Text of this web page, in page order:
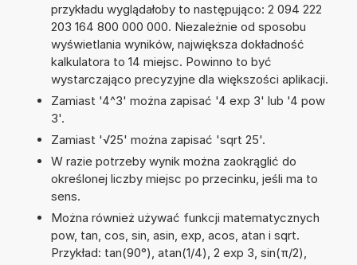
przykładu wyglądałoby to następująco: 2 094 222
203 164 800 000 000. Niezależnie od sposobu
wyświetlania wyników, największa dokładność
kalkulatora to 14 miejsc. Powinno to być
wystarczająco precyzyjne dla większości aplikacji.
Zamiast '4^3' można zapisać '4 exp 3' lub '4 pow
3'.
Zamiast '√25' można zapisać 'sqrt 25'.
W razie potrzeby wynik można zaokrąglić do
określonej liczby miejsc po przecinku, jeśli ma to
sens.
Można również używać funkcji matematycznych
pow, tan, cos, sin, asin, exp, acos, atan i sqrt.
Przykład: tan(90°), atan(1/4), 2 exp 3, sin(π/2),